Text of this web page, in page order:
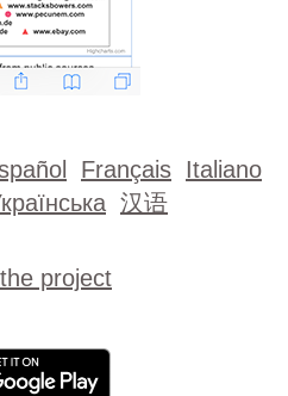
Français Italiano
汉语
project